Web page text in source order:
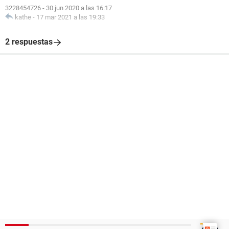
3228454726 - 30 jun 2020 a las 16:17
kathe - 17 mar 2021 a las 19:33
2 respuestas